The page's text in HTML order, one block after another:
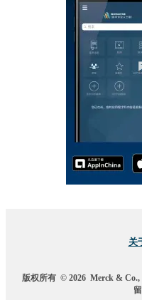
关
版权所有 © 2026 Merck & Co.,